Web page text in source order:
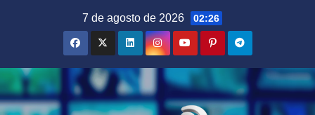
7 de agosto de 2026 02:26